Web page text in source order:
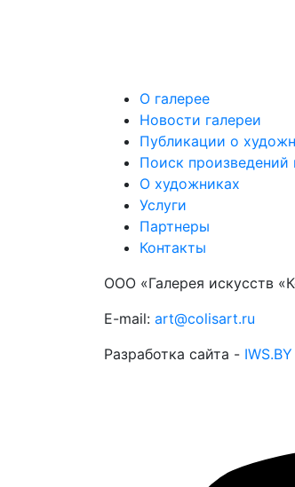
О галерее
Новости галереи
Публикации о
Поиск
О художниках
Услуги
Партнеры
Контакты
ООО «Галерея искусств
E-mail: art@colisart.ru
Разработка сайта - IWS.BY